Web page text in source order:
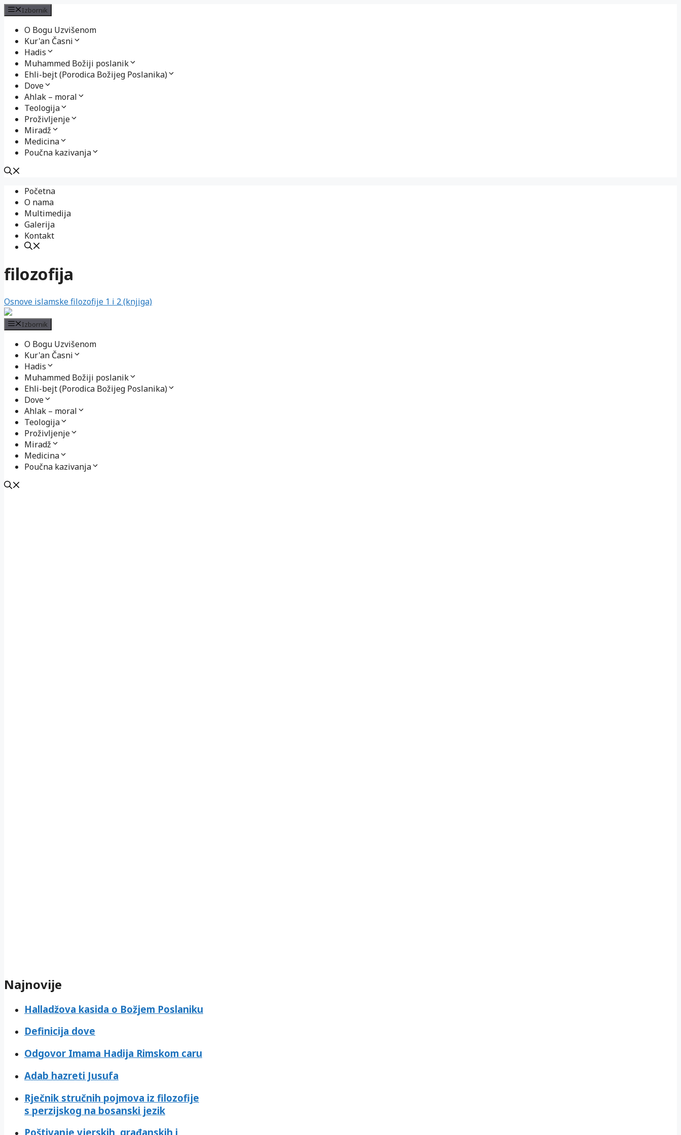
Izbornik
O Bogu Uzvišenom
Kur'an Časni
Hadis
Muhammed Božiji poslanik
Ehli-bejt (Porodica Božijeg Poslanika)
Dove
Ahlak – moral
Teologija
Proživljenje
Miradž
Medicina
Poučna kazivanja
sadržaj
Početna
O nama
Multimedija
Galerija
Kontakt
filozofija
Osnove islamske filozofije 1 i 2 (knjiga)
Izbornik
O Bogu Uzvišenom
Kur'an Časni
Hadis
Muhammed Božiji poslanik
Ehli-bejt (Porodica Božijeg Poslanika)
Dove
Ahlak – moral
Teologija
Proživljenje
Miradž
Medicina
Poučna kazivanja
Najnovije
Halladžova kasida o Božjem Poslaniku
Definicija dove
Odgovor Imama Hadija Rimskom caru
Adab hazreti Jusufa
Rječnik stručnih pojmova iz filozofije
s perzijskog na bosanski jezik
Poštivanje vjerskih, građanskih i